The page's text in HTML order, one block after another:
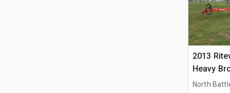
2013
Heavy
North